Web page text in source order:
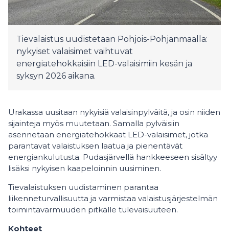
Tievalaistus uudistetaan Pohjois-Pohjanmaalla:
nykyiset valaisimet vaihtuvat
energiatehokkaisiin LED-valaisimiin kesän ja
syksyn 2026 aikana.
Urakassa uusitaan nykyisiä valaisinpylväitä, ja osin niiden
sijainteja myös muutetaan. Samalla pylväisiin
asennetaan energiatehokkaat LED-valaisimet, jotka
parantavat valaistuksen laatua ja pienentävät
energiankulutusta. Pudasjärvellä hankkeeseen sisältyy
lisäksi nykyisen kaapeloinnin uusiminen.
Tievalaistuksen uudistaminen parantaa
liikenneturvallisuutta ja varmistaa valaistusjärjestelmän
toimintavarmuuden pitkälle tulevaisuuteen.
Kohteet